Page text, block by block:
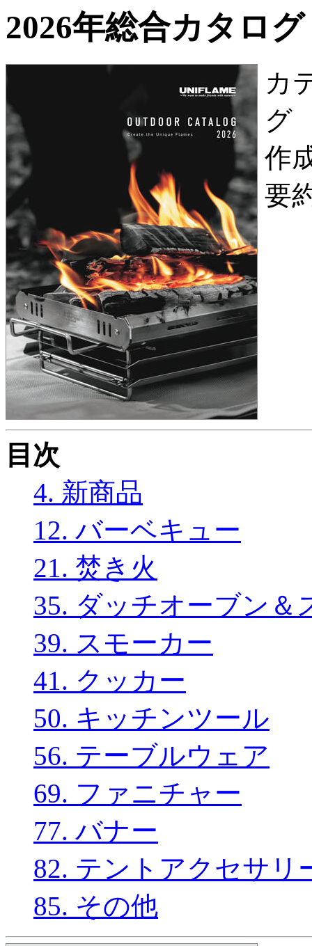
2026年総合カタログ
カ
グ
作
要
目次
4. 新商品
12. バーベキュー
21. 焚き火
35. ダッチオーブン＆
39. スモーカー
41. クッカー
50. キッチンツール
56. テーブルウェア
69. ファニチャー
77. バナー
82. テントアクセサリ
85. その他